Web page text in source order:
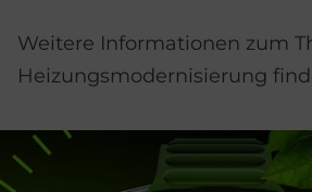
Weitere Informationen zum
Heizungsmodernisierung